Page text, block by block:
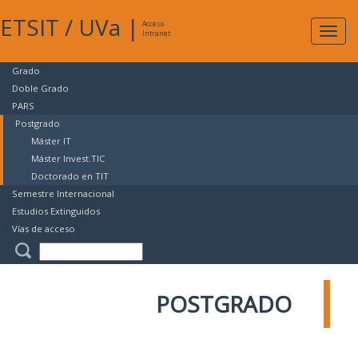
ETSIT / UVa |
Acceso
Intranet
Grado
Doble Grado
PARS
Postgrado
Máster IT
Máster Invest.TIC
Doctorado en TIT
Semestre Internacional
Estudios Extinguidos
Vías de acceso
POSTGRADO